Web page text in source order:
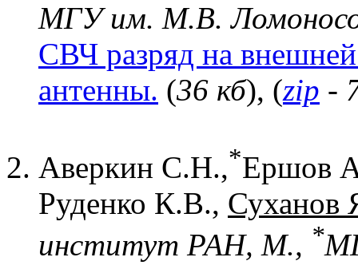
МГУ им. М.В.
СВЧ разряд на
антенны. (36 кб), (zip -
Аверкин С.Н.,*Ершов
Руденко К.В., Суханов
институт РАН, М., *